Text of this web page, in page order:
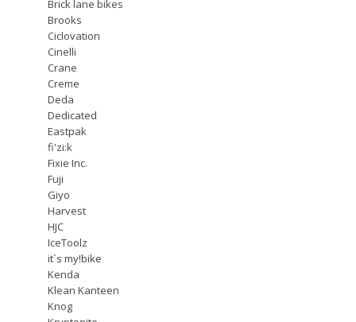
Brick lane bikes
Brooks
Ciclovation
Cinelli
Crane
Creme
Deda
Dedicated
Eastpak
fi'zi:k
Fixie Inc.
Fuji
Giyo
Harvest
HJC
IceToolz
it`s my!bike
Kenda
Klean Kanteen
Knog